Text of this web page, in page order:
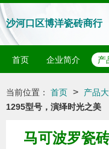
沙河口区博洋瓷砖商行
首页 企业简介 产
当前位置： 首页 > 产品
1295型号，演绎时光之美
马可波罗瓷